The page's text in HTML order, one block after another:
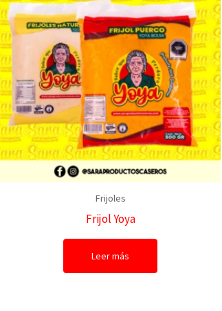
Frijoles
Frijol Yoya
Leer más